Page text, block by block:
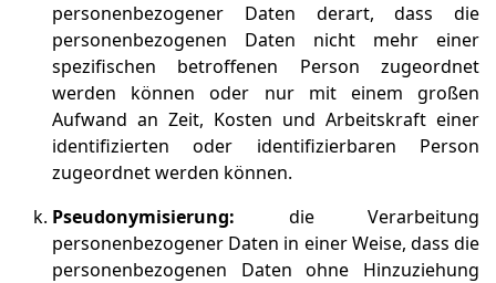
personenbezogener Daten derart, dass die
personenbezogenen Daten nicht mehr einer
spezifischen betroffenen Person zugeordnet
werden können oder nur mit einem großen
Aufwand an Zeit, Kosten und Arbeitskraft einer
identifizierten oder identifizierbaren Person
zugeordnet werden können.
Pseudonymisierung: die Verarbeitung
personenbezogener Daten in einer Weise, dass die
personenbezogenen Daten ohne Hinzuziehung